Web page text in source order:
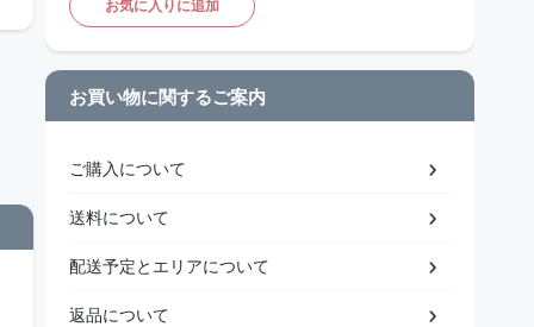
お気に入りに追加
お買い物に関するご案内
ご購入について
送料について
配送予定とエリアについて
返品について